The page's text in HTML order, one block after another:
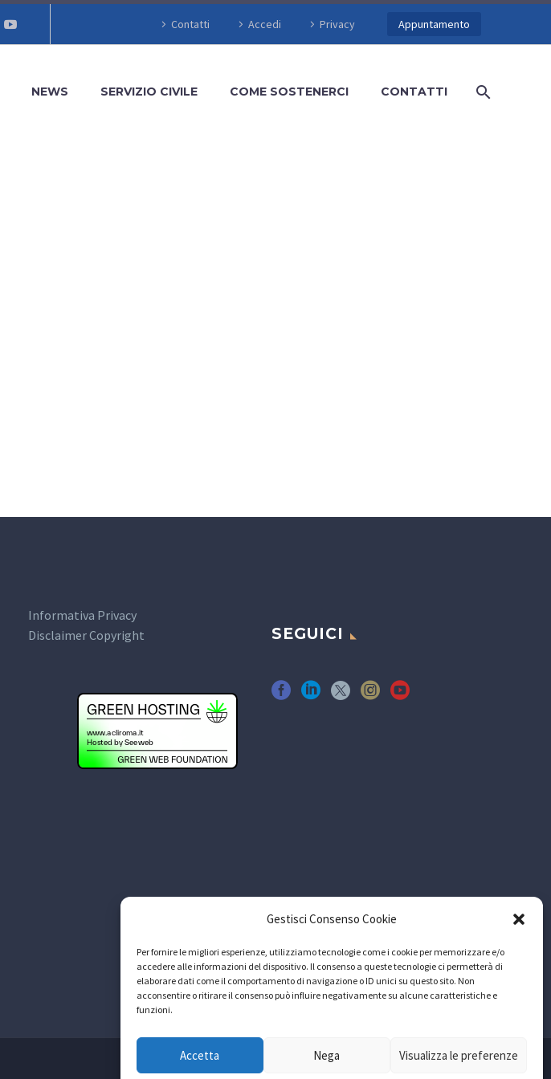
Gestisci Consenso Cookie
Per fornire le migliori esperienze, utilizziamo tecnologie come i cookie per memorizzare e/o
accedere alle informazioni del dispositivo. Il consenso a queste tecnologie ci permetterà di
elaborare dati come il comportamento di navigazione o ID unici su questo sito. Non
acconsentire o ritirare il consenso può influire negativamente su alcune caratteristiche e
funzioni.
Accetta Nega Visualizza le preferenze
Contatti Accedi Privacy Appuntamento
NEWS SERVIZIO CIVILE COME SOSTENERCI CONTATTI
Informativa Privacy
Disclaimer Copyright
SEGUICI